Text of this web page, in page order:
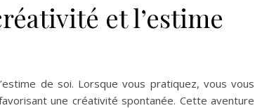
et l’estime
de soi. Lorsque vous pratiquez, vous vous
une créativité spontanée. Cette aventure